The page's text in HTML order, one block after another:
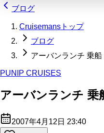
ブログ
Cruisemansトップ
ブログ
アーバンランチ 乗船
PUNIP CRUISES
アーバンランチ 乗
2007年4月12日 23:40